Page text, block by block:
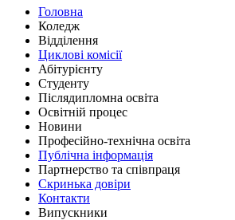
Головна
Коледж
Відділення
Циклові комісії
Абітурієнту
Студенту
Післядипломна освіта
Освітній процес
Новини
Професійно-технічна освіта
Публічна інформація
Партнерство та співпраця
Скринька довіри
Контакти
Випускники